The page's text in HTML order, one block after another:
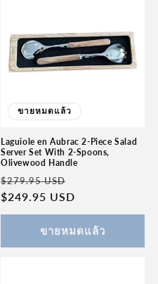
ขายหมดแล้ว
Laguiole en Aubrac 2-Piece Salad
Server Set With 2-Spoons,
Olivewood Handle
ราคา
ปกติ
$279.95 USD
โปรโมชัน
$249.95 USD
ขายหมดแล้ว